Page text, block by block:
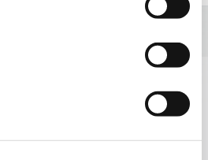
un kvalificēti